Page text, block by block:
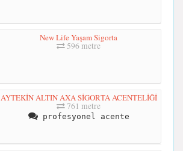
New Life Yaşam Sigorta
596 metre
AYTEKİN ALTIN AXA SİGORTA ACENTELİĞİ
761 metre
profesyonel acente